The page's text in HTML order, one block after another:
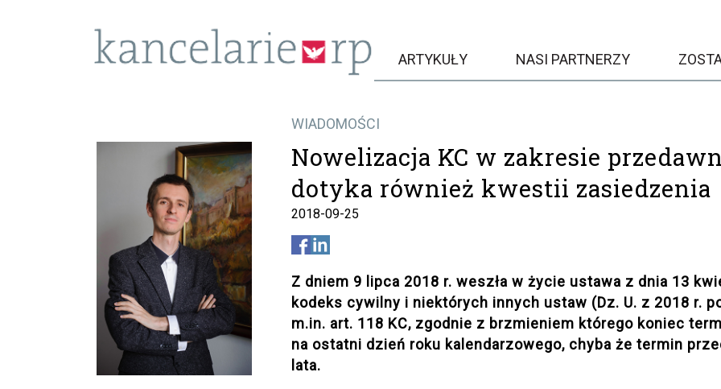
ARTYKUŁY NASI PARTNERZY
WIADOMOŚCI
Nowelizacja KC w zakresie
dotyka również kwestii zasiedzenia
2018-09-25
Z dniem 9 lipca 2018 r. weszła w życie ustawa z dnia 13
kodeks cywilny i niektórych innych ustaw (Dz. U. z 2018 r.
m.in. art. 118 KC, zgodnie z brzmieniem którego koniec
na ostatni dzień roku kalendarzowego, chyba że termin
lata.